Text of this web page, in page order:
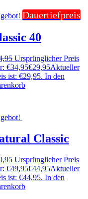
Dauertiefpreis
40
Ursprünglicher Preis
€34,95€29,95Aktueller
ist: €29,95. In den
Classic
Ursprünglicher Preis
€49,95€44,95Aktueller
ist: €44,95. In den